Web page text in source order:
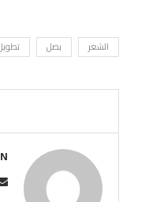
الشعر بصل